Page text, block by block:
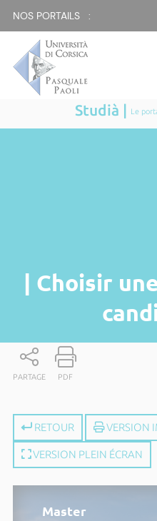
NOS PORTAILS :
Studià | Le
| Choisir
PARTAGE PDF
RETOUR VERSION
VERSION PLEIN ÉCRAN
Master